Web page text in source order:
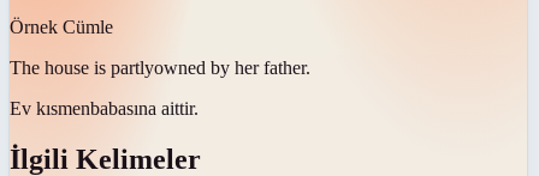
Örnek Cümle
The house is partlyowned by her father.
Ev kısmenbabasına aittir.
İlgili Kelimeler